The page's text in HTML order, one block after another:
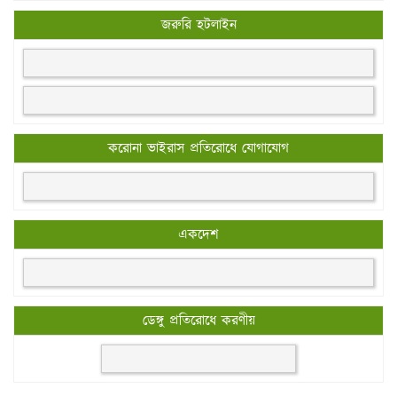
জরুরি হটলাইন
করোনা ভাইরাস প্রতিরোধে যোগাযোগ
একদেশ
ডেঙ্গু প্রতিরোধে করণীয়